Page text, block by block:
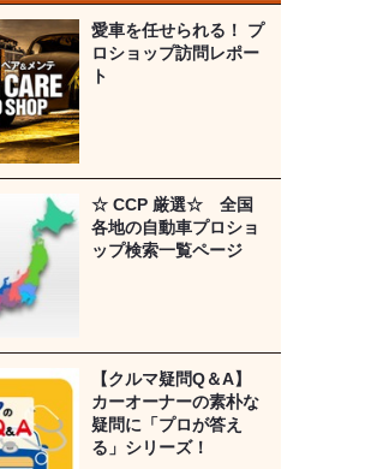
愛車を任せられる！ プ
ロショップ訪問レポー
ト
☆ CCP 厳選☆ 全国
各地の自動車プロショ
ップ検索一覧ページ
【クルマ疑問Q＆A】
カーオーナーの素朴な
疑問に「プロが答え
る」シリーズ！